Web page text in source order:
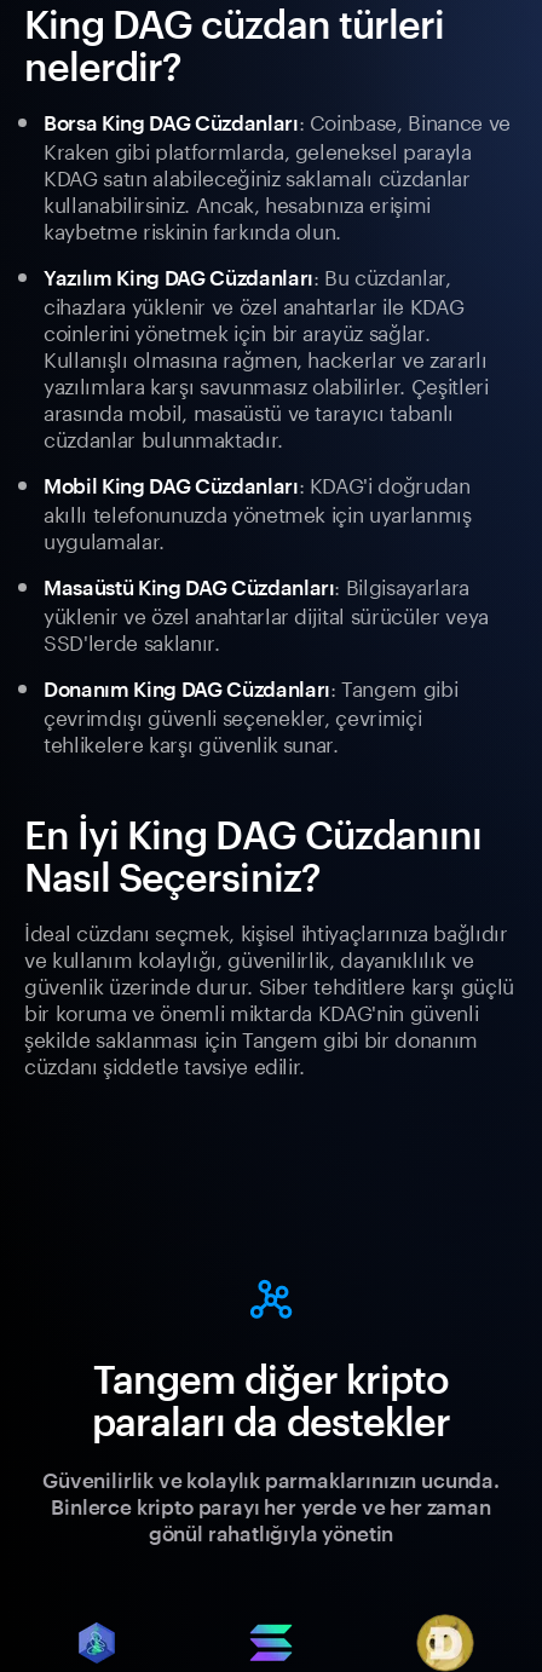
King DAG cüzdan türleri
nelerdir?
Borsa King DAG Cüzdanları: Coinbase, Binance ve
Kraken gibi platformlarda, geleneksel parayla
KDAG satın alabileceğiniz saklamalı cüzdanlar
kullanabilirsiniz. Ancak, hesabınıza erişimi
kaybetme riskinin farkında olun.
Yazılım King DAG Cüzdanları: Bu cüzdanlar,
cihazlara yüklenir ve özel anahtarlar ile KDAG
coinlerini yönetmek için bir arayüz sağlar.
Kullanışlı olmasına rağmen, hackerlar ve zararlı
yazılımlara karşı savunmasız olabilirler. Çeşitleri
arasında mobil, masaüstü ve tarayıcı tabanlı
cüzdanlar bulunmaktadır.
Mobil King DAG Cüzdanları: KDAG'i doğrudan
akıllı telefonunuzda yönetmek için uyarlanmış
uygulamalar.
Masaüstü King DAG Cüzdanları: Bilgisayarlara
yüklenir ve özel anahtarlar dijital sürücüler veya
SSD'lerde saklanır.
Donanım King DAG Cüzdanları: Tangem gibi
çevrimdışı güvenli seçenekler, çevrimiçi
tehlikelere karşı güvenlik sunar.
En İyi King DAG Cüzdanını
Nasıl Seçersiniz?
İdeal cüzdanı seçmek, kişisel ihtiyaçlarınıza bağlıdır
ve kullanım kolaylığı, güvenilirlik, dayanıklılık ve
güvenlik üzerinde durur. Siber tehditlere karşı güçlü
bir koruma ve önemli miktarda KDAG'nin güvenli
şekilde saklanması için Tangem gibi bir donanım
cüzdanı şiddetle tavsiye edilir.
Tangem diğer kripto
paraları da destekler
Güvenilirlik ve kolaylık parmaklarınızın ucunda.
Binlerce kripto parayı her yerde ve her zaman
gönül rahatlığıyla yönetin